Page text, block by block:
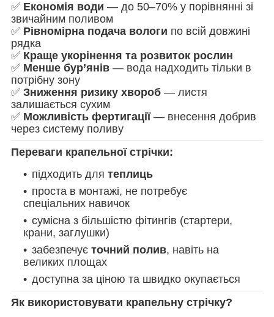
✅ Економія води — до 50–70% у порівнянні зі
звичайним поливом
✅ Рівномірна подача вологи по всій довжині
рядка
✅ Краще укорінення та розвиток рослин
✅ Менше бур’янів — вода надходить тільки в
потрібну зону
✅ Зниження ризику хвороб — листя
залишається сухим
✅ Можливість фертигації— внесення добрив
через систему поливу
Переваги крапельної стрічки:
підходить для теплиць
проста в монтажі, не потребує
спеціальних навичок
сумісна з більшістю фітингів (стартери,
крани, заглушки)
забезпечує точний полив, навіть на
великих площах
доступна за ціною та швидко окупається
Як використовувати крапельну стрічку?